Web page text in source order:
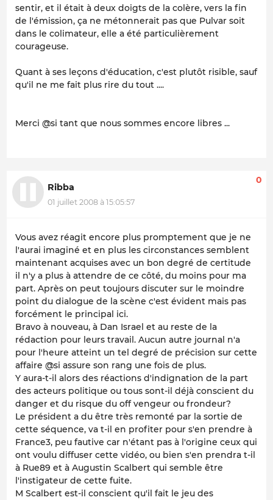
sentir, et il était à deux doigts de la colère, vers la fin
de l'émission, ça ne métonnerait pas que Pulvar soit
dans le colimateur, elle a été particulièrement
courageuse.
Quant à ses leçons d'éducation, c'est plutôt risible, sauf
qu'il ne me fait plus rire du tout ....
Merci @si tant que nous sommes encore libres ...
Ribba
01 juillet 2008 à 15:05:57
0
Vous avez réagit encore plus promptement que je ne
l'aurai imaginé et en plus les circonstances semblent
maintenant acquises avec un bon degré de certitude
il n'y a plus à attendre de ce côté, du moins pour ma
part. Après on peut toujours discuter sur le moindre
point du dialogue de la scène c'est évident mais pas
forcément le principal ici.
Bravo à nouveau, à Dan Israel et au reste de la
rédaction pour leurs travail. Aucun autre journal n'a
pour l'heure atteint un tel degré de précision sur cette
affaire @si assure son rang une fois de plus.
Y aura-t-il alors des réactions d'indignation de la part
des acteurs politique ou tous sont-il déjà conscient du
danger et du risque du off vengeur ou frondeur?
Le président a du être très remonté par la sortie de
cette séquence, va t-il en profiter pour s'en prendre à
France3, peu fautive car n'étant pas à l'origine ceux qui
ont voulu diffuser cette vidéo, ou bien s'en prendra t-il
à Rue89 et à Augustin Scalbert qui semble être
l'instigateur de cette fuite.
M Scalbert est-il conscient qu'il fait le jeu des